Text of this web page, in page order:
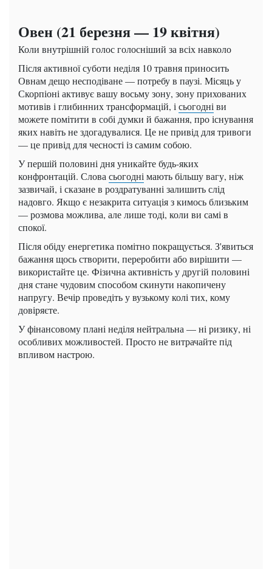
Овен (21 березня — 19 квітня)
Коли внутрішній голос голосніший за всіх навколо
Після активної суботи неділя 10 травня приносить
Овнам дещо несподіване — потребу в паузі. Місяць у
Скорпіоні активує вашу восьму зону, зону прихованих
мотивів і глибинних трансформацій, і сьогодні ви
можете помітити в собі думки й бажання, про існування
яких навіть не здогадувалися. Це не привід для тривоги
— це привід для чесності із самим собою.
У першій половині дня уникайте будь-яких
конфронтацій. Слова сьогодні мають більшу вагу, ніж
зазвичай, і сказане в роздратуванні залишить слід
надовго. Якщо є незакрита ситуація з кимось близьким
— розмова можлива, але лише тоді, коли ви самі в
спокої.
Після обіду енергетика помітно покращується. З'явиться
бажання щось створити, переробити або вирішити —
використайте це. Фізична активність у другій половині
дня стане чудовим способом скинути накопичену
напругу. Вечір проведіть у вузькому колі тих, кому
довіряєте.
У фінансовому плані неділя нейтральна — ні ризику, ні
особливих можливостей. Просто не витрачайте під
впливом настрою.